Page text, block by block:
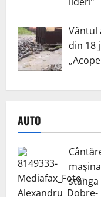
Vântul
din 18
AUTO
stânga